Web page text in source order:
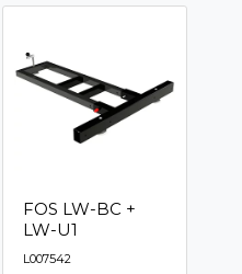
FOS LW-BC +
LW-U1
L007542